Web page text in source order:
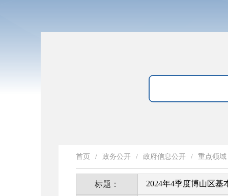
首页 / 政务公开 / 政府信息公开 / 重点领域
标题： 2024年4季度博山区